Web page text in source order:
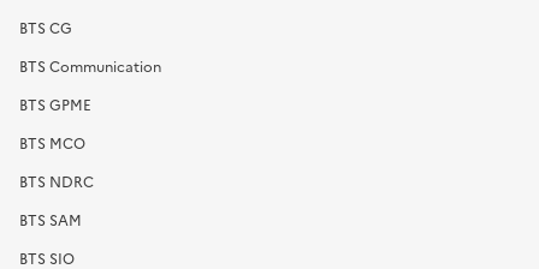
BTS CG
BTS Communication
BTS GPME
BTS MCO
BTS NDRC
BTS SAM
BTS SIO